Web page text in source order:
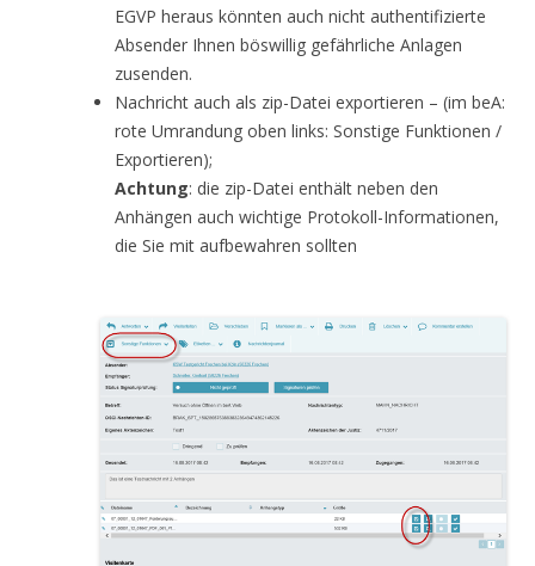
EGVP heraus könnten auch nicht authentifizierte
Absender Ihnen böswillig gefährliche Anlagen
zusenden.
Nachricht auch als zip-Datei exportieren – (im beA:
rote Umrandung oben links: Sonstige Funktionen /
Exportieren);
Achtung: die zip-Datei enthält neben den
Anhängen auch wichtige Protokoll-Informationen,
die Sie mit aufbewahren sollten